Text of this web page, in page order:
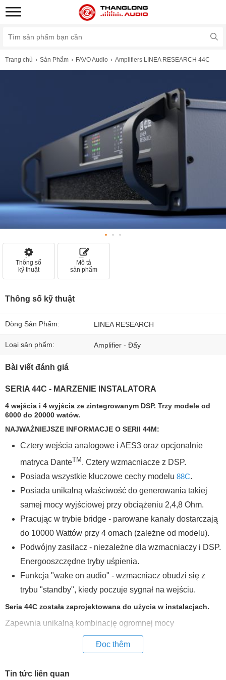
Trang chủ Sản Phẩm FAVO Audio Amplifiers LINEA RESEARCH 44C
Thông số
kỹ thuật
Mô tả
sản phẩm
Thông số kỹ thuật
Dòng Sản Phẩm: LINEA RESEARCH
Loại sản phẩm: Amplifier - Đẩy
Bài viết đánh giá
SERIA 44C - MARZENIE INSTALATORA
4 wejścia i 4 wyjścia ze zintegrowanym DSP. Trzy modele od
6000 do 20000 watów.
NAJWAŻNIEJSZE INFORMACJE O SERII 44M:
Cztery wejścia analogowe i AES3 oraz opcjonalnie
matryca DanteTM . Cztery wzmacniacze z DSP.
Posiada wszystkie kluczowe cechy modelu 88C.
Posiada unikalną właściwość do generowania takiej
samej mocy wyjściowej przy obciążeniu 2,4,8 Ohm.
Pracując w trybie bridge - parowane kanały dostarczają
do 10000 Wattów przy 4 omach (zależne od modelu).
Podwójny zasilacz - niezależne dla wzmacniaczy i DSP.
Energooszczędne tryby uśpienia.
Funkcja "wake on audio" - wzmacniacz obudzi się z
trybu "standby", kiedy poczuje sygnał na wejściu.
Seria 44C została zaprojektowana do użycia w instalacjach.
Zapewnia unikalną kombinację ogromnej mocy
dostarczanej przez długi czas, zaawansowanego
przetwarzania DSP z możliwą kontrolą przez łącze Ethernet.
Đọc thêm
Tin tức liên quan